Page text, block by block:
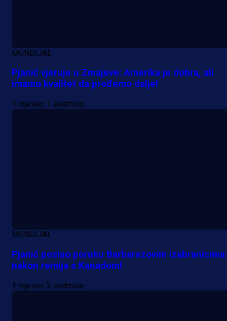
Pogledajte gol Kenana Kodre
8 h 2 min
MUNDIJAL
Pjanić vjeruje u Zmajeve: Amerika je dobra, ali
imamo kvalitet da prođemo dalje!
1 mjesec 1 sedmica
MUNDIJAL
Pjanić poslao poruku Barbarezovim izabranicima
nakon remija s Kanadom!
1 mjesec 3 sedmica